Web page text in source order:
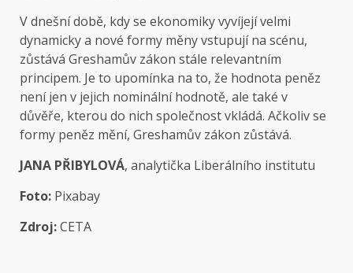
V dnešní době, kdy se ekonomiky vyvíjejí velmi
dynamicky a nové formy měny vstupují na scénu,
zůstává Greshamův zákon stále relevantním
principem. Je to upomínka na to, že hodnota peněz
není jen v jejich nominální hodnotě, ale také v
důvěře, kterou do nich společnost vkládá. Ačkoliv se
formy peněz mění, Greshamův zákon zůstává.
JANA PŘIBYLOVÁ, analytička Liberálního institutu
Foto: Pixabay
Zdroj:CETA